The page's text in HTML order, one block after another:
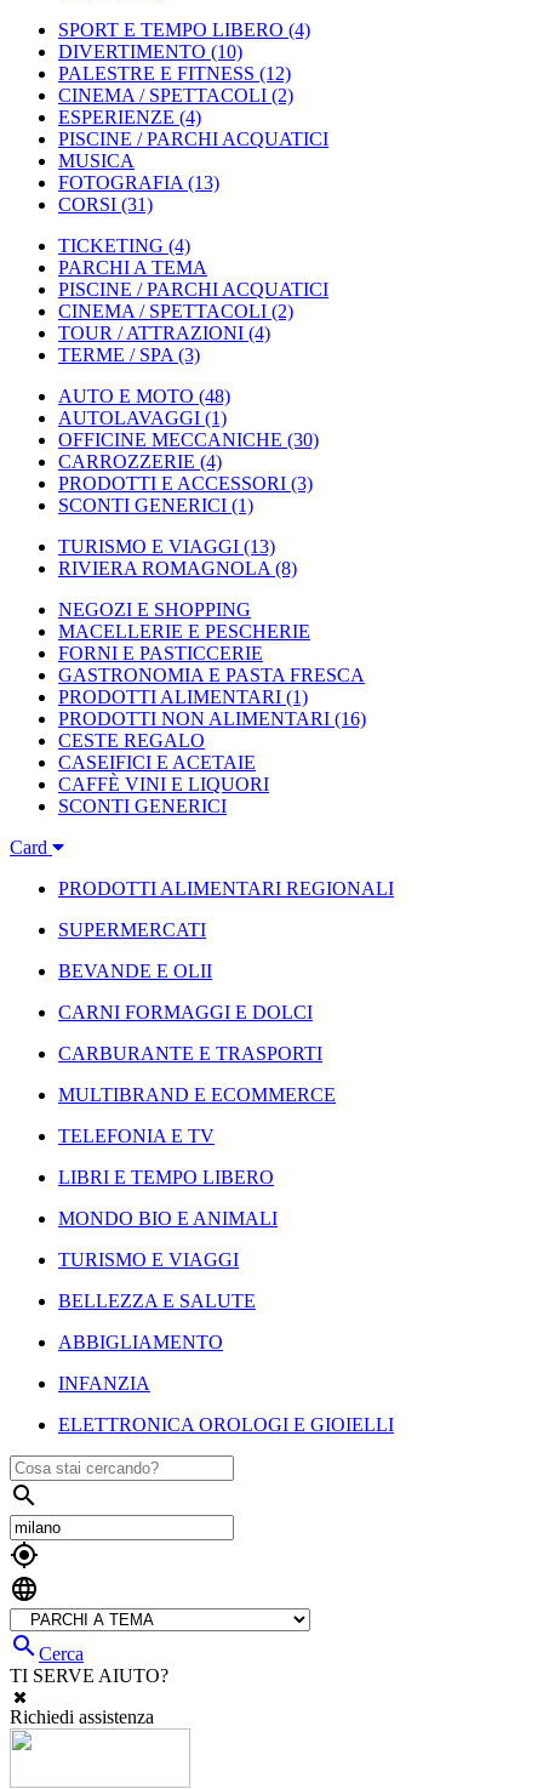
SPORT E TEMPO LIBERO (4)
DIVERTIMENTO (10)
PALESTRE E FITNESS (12)
CINEMA / SPETTACOLI (2)
ESPERIENZE (4)
PISCINE / PARCHI ACQUATICI
MUSICA
FOTOGRAFIA (13)
CORSI (31)
TICKETING (4)
PARCHI A TEMA
PISCINE / PARCHI ACQUATICI
CINEMA / SPETTACOLI (2)
TOUR / ATTRAZIONI (4)
TERME / SPA (3)
AUTO E MOTO (48)
AUTOLAVAGGI (1)
OFFICINE MECCANICHE (30)
CARROZZERIE (4)
PRODOTTI E ACCESSORI (3)
SCONTI GENERICI (1)
TURISMO E VIAGGI (13)
RIVIERA ROMAGNOLA (8)
NEGOZI E SHOPPING
MACELLERIE E PESCHERIE
FORNI E PASTICCERIE
GASTRONOMIA E PASTA FRESCA
PRODOTTI ALIMENTARI (1)
PRODOTTI NON ALIMENTARI (16)
CESTE REGALO
CASEIFICI E ACETAIE
CAFFÈ VINI E LIQUORI
SCONTI GENERICI
Card
PRODOTTI ALIMENTARI REGIONALI
SUPERMERCATI
BEVANDE E OLII
CARNI FORMAGGI E DOLCI
CARBURANTE E TRASPORTI
MULTIBRAND E ECOMMERCE
TELEFONIA E TV
LIBRI E TEMPO LIBERO
MONDO BIO E ANIMALI
TURISMO E VIAGGI
BELLEZZA E SALUTE
ABBIGLIAMENTO
INFANZIA
ELETTRONICA OROLOGI E GIOIELLI



Cerca
TI SERVE AIUTO?
Richiedi assistenza